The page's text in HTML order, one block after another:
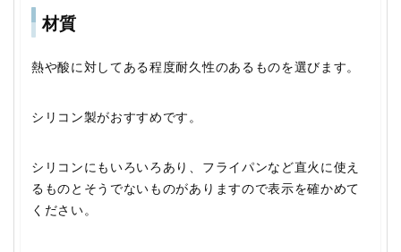
材質
熱や酸に対してある程度耐久性のあるものを選びます。
シリコン製がおすすめです。
シリコンにもいろいろあり、フライパンなど直火に使え
るものとそうでないものがありますので表示を確かめて
ください。